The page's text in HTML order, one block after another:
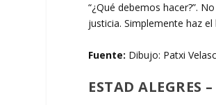
“¿Qué debemos hacer?”.
justicia. Simplemente haz el
Fuente: Dibujo: Patxi
ESTAD ALEGRES